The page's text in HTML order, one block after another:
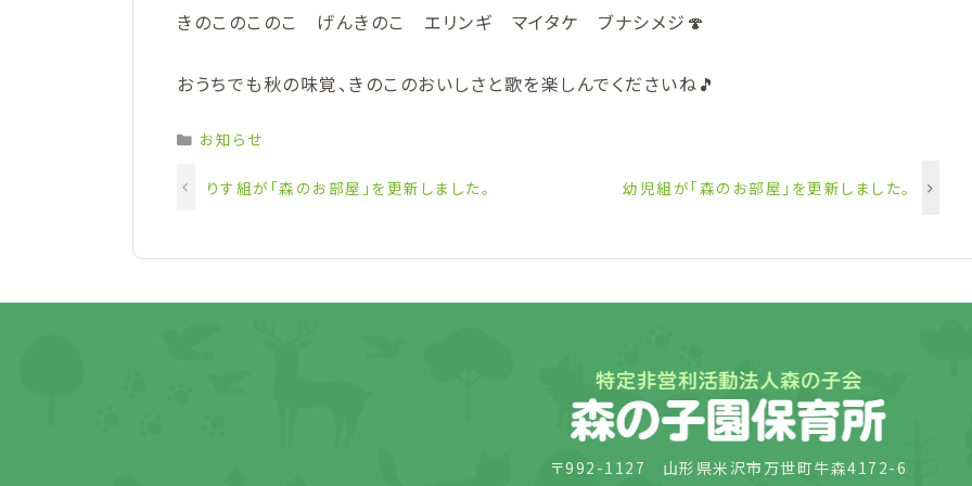
きのこのこのこ げんきのこ エリンギ マイタケ ブナシメジ🍄
おうちでも秋の味覚、きのこのおいしさと歌を楽しんでくださいね🎵
Categories
お知らせ
りす組が「森のお部屋」を更新しました。 幼児組が「森のお部屋」を更新しました。
〒992-1127 山形県米沢市万世町牛森4172-6